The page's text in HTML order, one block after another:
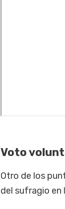
Voto
Otro de los
del sufragio en